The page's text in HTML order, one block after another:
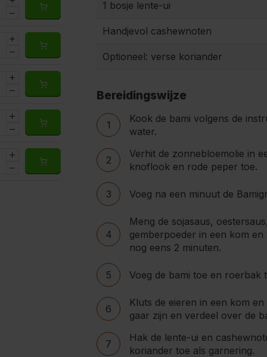
1 bosje lente-ui
Handjevol cashewnoten
Optioneel: verse koriander
Bereidingswijze
1
Kook de bami volgens de
water.
2
Verhit de zonnebloemolie in
knoflook en rode peper toe.
3 Voeg na een minuut de
4
Meng de sojasaus,
gemberpoeder in een kom
nog eens 2 minuten.
5 Voeg de bami toe en roerbak
6
Kluts de eieren in een kom
gaar zijn en verdeel over de
7
Hak de lente-ui en
koriander toe als garnering.